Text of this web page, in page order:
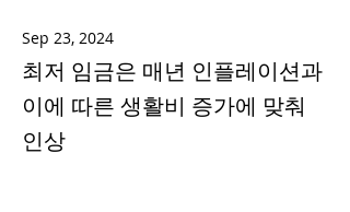
Sep 23, 2024
최저 임금은 매년 인플레이션과
이에 따른 생활비 증가에 맞춰
인상